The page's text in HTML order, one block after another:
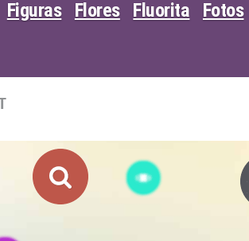
Figuras Flores Fluorita
Fotos